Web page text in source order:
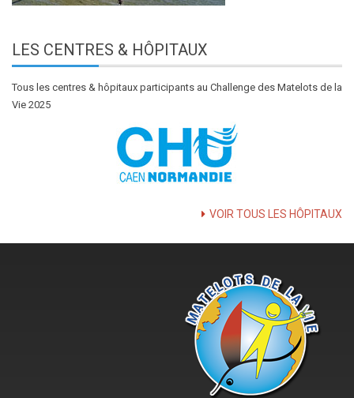
LES CENTRES & HÔPITAUX
Tous les centres & hôpitaux participants au Challenge des Matelots de la
Vie 2025
VOIR TOUS LES HÔPITAUX